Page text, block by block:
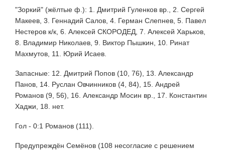
"Зоркий" (жёлтые ф.): 1. Дмитрий Гуленков вр., 2. Сергей
Макеев, 3. Геннадий Салов, 4. Герман Слепнев, 5. Павел
Нестеров к/к, 6. Алексей СКОРОДЕД, 7. Алексей Харьков,
8. Владимир Николаев, 9. Виктор Пышкин, 10. Ринат
Махмутов, 11. Юрий Исаев.
Запасные: 12. Дмитрий Попов (10, 76), 13. Александр
Панов, 14. Руслан Овчинников (4, 84), 15. Андрей
Романов (9, 56), 16. Александр Мосин вр., 17. Константин
Хаджи, 18. нет.
Гол - 0:1 Романов (111).
Предупреждён Семёнов (108 несогласие с решением